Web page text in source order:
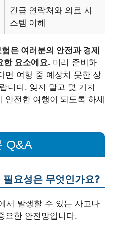
긴급 연락처와 의료 시
스템 이해
은 여러분의 안전과 경제
한 요소에요. 미리 준비하
면 여행 중 예상치 못한 상
니다. 잊지 말고 몇 가지
안전한 여행이 되도록 하세
Q&A
요성은 무엇인가요?
서 발생할 수 있는 사고나
요한 안전망입니다.